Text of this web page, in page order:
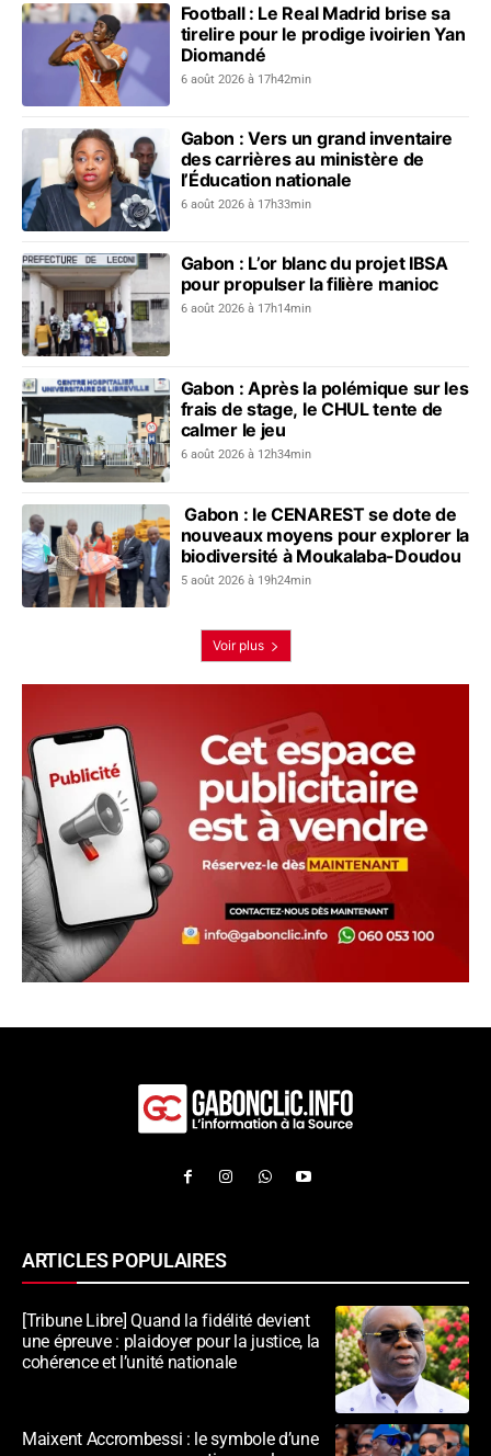
Football : Le Real Madrid brise sa
tirelire pour le prodige ivoirien Yan
Diomandé
6 août 2026 à 17h42min
Gabon : Vers un grand inventaire
des carrières au ministère de
l’Éducation nationale
6 août 2026 à 17h33min
Gabon : L’or blanc du projet IBSA
pour propulser la filière manioc
6 août 2026 à 17h14min
Gabon : Après la polémique sur les
frais de stage, le CHUL tente de
calmer le jeu
6 août 2026 à 12h34min
Gabon : le CENAREST se dote de
nouveaux moyens pour explorer la
biodiversité à Moukalaba-Doudou
5 août 2026 à 19h24min
Voir plus
ARTICLES POPULAIRES
[Tribune Libre] Quand la fidélité devient
une épreuve : plaidoyer pour la justice, la
cohérence et l’unité nationale
Maixent Accrombessi : le symbole d’une